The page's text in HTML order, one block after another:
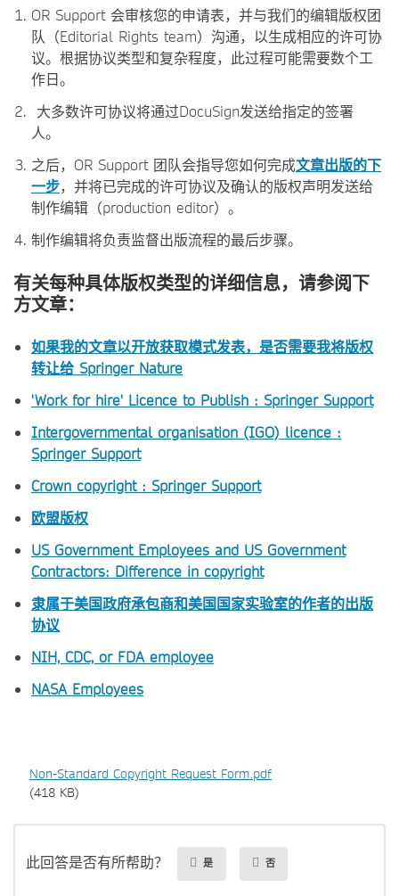
OR Support 会审核您的申请表，并与我们的编辑版权团
队（Editorial Rights team）沟通，以生成相应的许可协
议。根据协议类型和复杂程度，此过程可能需要数个工
作日。
大多数许可协议将通过DocuSign发送给指定的签署
人。
之后，OR Support 团队会指导您如何完成文章出版的下
一步，并将已完成的许可协议及确认的版权声明发送给
制作编辑（production editor）。
制作编辑将负责监督出版流程的最后步骤。
有关每种具体版权类型的详细信息，请参阅下
方文章：
如果我的文章以开放获取模式发表，是否需要我将版权
转让给 Springer Nature
'Work for hire' Licence to Publish : Springer Support
Intergovernmental organisation (IGO) licence :
Springer Support
Crown copyright : Springer Support
欧盟版权
US Government Employees and US Government
Contractors: Difference in copyright
隶属于美国政府承包商和美国国家实验室的作者的出版
协议
NIH, CDC, or FDA employee
NASA Employees
Non-Standard Copyright Request Form.pdf
(418 KB)
此回答是否有所帮助？ 是 否